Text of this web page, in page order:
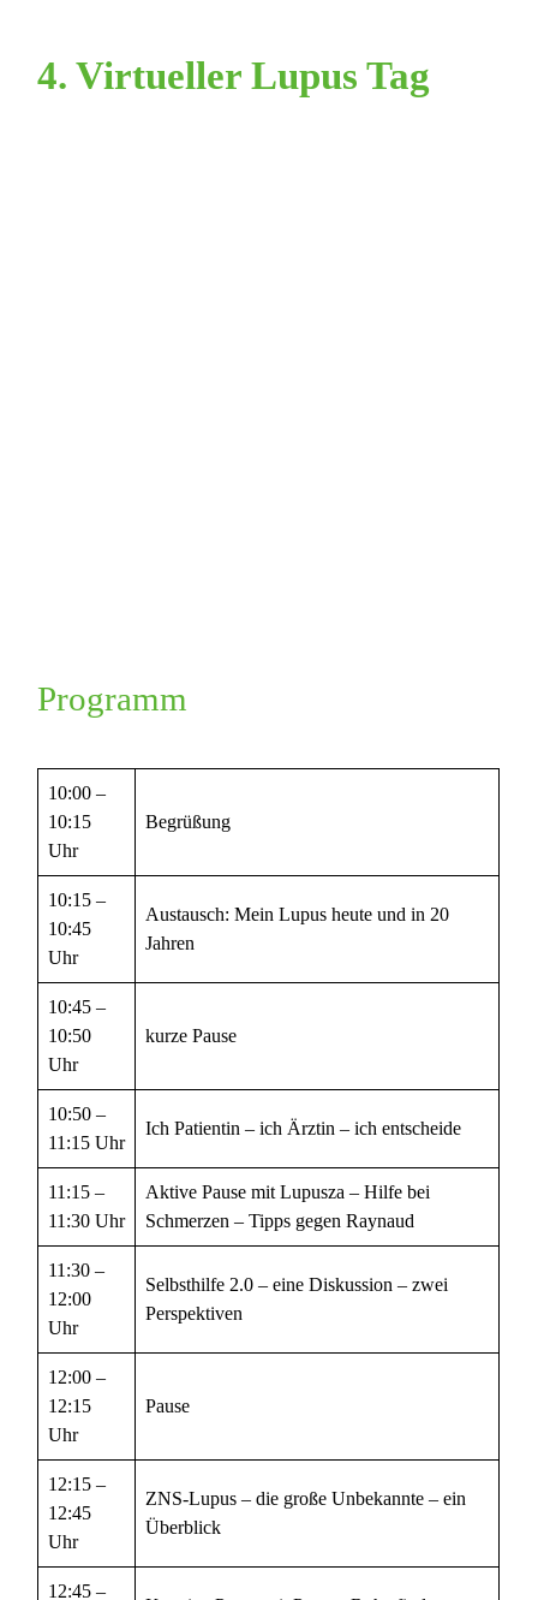
4. Virtueller Lupus Tag
Programm
10:00 –
10:15
Uhr
Begrüßung
10:15 –
10:45
Uhr
Austausch: Mein Lupus heute und in 20
Jahren
10:45 –
10:50
Uhr
kurze Pause
10:50 –
11:15 Uhr
Ich Patientin – ich Ärztin – ich entscheide
11:15 –
11:30 Uhr
Aktive Pause mit Lupusza – Hilfe bei
Schmerzen – Tipps gegen Raynaud
11:30 –
12:00
Uhr
Selbsthilfe 2.0 – eine Diskussion – zwei
Perspektiven
12:00 –
12:15
Uhr
Pause
12:15 –
12:45
Uhr
ZNS-Lupus – die große Unbekannte – ein
Überblick
12:45 –